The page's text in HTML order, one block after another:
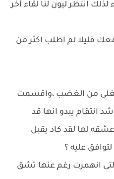
انتظر ليون لنا لقاء أخر
قليلا لم اطلب اكثر من
يغلى من الغضب ،واقسمت
انتقام يبدو انها قد
لها لقد كاد يقبل
عليه ؟
انهمرت رغم عنها تشق